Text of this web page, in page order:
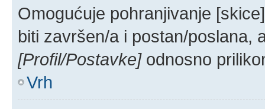
Omogućuje pohranjivanje
biti završen/a i postan/poslana,
[Profil/Postavke]odnosno
Vrh